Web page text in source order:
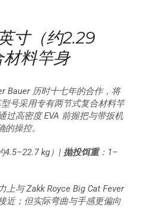
寸（约2.29
料竿身
Bauer 历时十七年的合作，将
号采用专有两节式复合材料竿
过高密度 EVA 前握把与带扳机
操控。
4.5–22.7 kg）| 抛投饵重：1–
上与 Zakk Royce Big Cat Fever
近；但实际弯曲与手感更偏向